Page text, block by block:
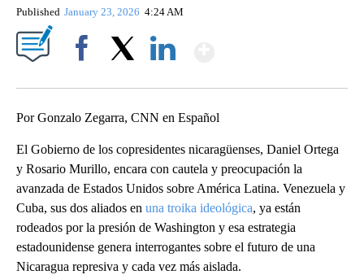
Published January 23, 2026 4:24 AM
Por Gonzalo Zegarra, CNN en Español
El Gobierno de los copresidentes nicaragüenses, Daniel Ortega
y Rosario Murillo, encara con cautela y preocupación la
avanzada de Estados Unidos sobre América Latina. Venezuela y
Cuba, sus dos aliados en una troika ideológica, ya están
rodeados por la presión de Washington y esa estrategia
estadounidense genera interrogantes sobre el futuro de una
Nicaragua represiva y cada vez más aislada.